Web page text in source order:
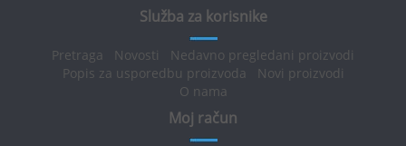
Služba za korisnike
Pretraga Novosti
Nedavno pregledani proizvodi
Popis za usporedbu proizvoda
Novi proizvodi
O nama
Moj račun